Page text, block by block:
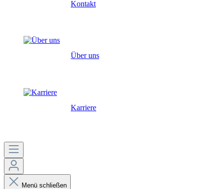
Kontakt
Über uns
Karriere
Menü schließen